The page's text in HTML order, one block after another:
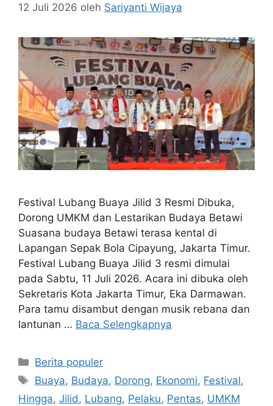
12 Juli 2026 oleh Sariyanti Wijaya
Festival Lubang Buaya Jilid 3 Resmi Dibuka,
Dorong UMKM dan Lestarikan Budaya Betawi
Suasana budaya Betawi terasa kental di
Lapangan Sepak Bola Cipayung, Jakarta Timur.
Festival Lubang Buaya Jilid 3 resmi dimulai
pada Sabtu, 11 Juli 2026. Acara ini dibuka oleh
Sekretaris Kota Jakarta Timur, Eka Darmawan.
Para tamu disambut dengan musik rebana dan
lantunan … Baca Selengkapnya
Kategori
Berita populer
Tag
Buaya, Budaya, Dorong, Ekonomi, Festival,
Hingga, Jilid, Lubang, Pelaku, Pentas, UMKM